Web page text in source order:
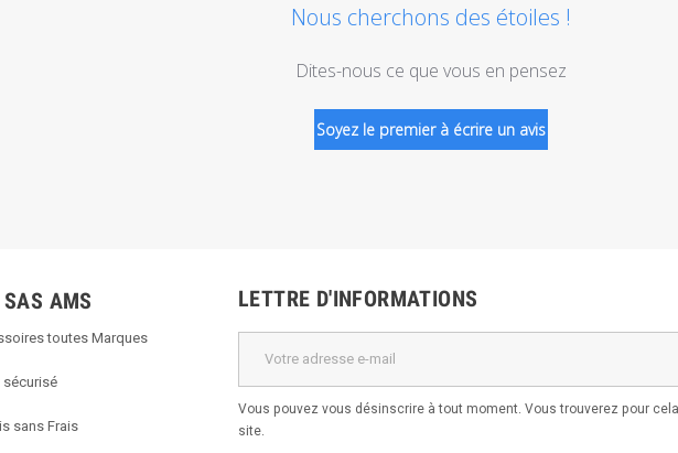
Nous cherchons des étoiles !
Dites-nous ce que vous en pensez
Soyez le premier à écrire un avis
AMS
toutes Marques
sécurisé
sans Frais
LETTRE D'INFORMATIONS
Vous pouvez vous désinscrire à tout moment. Vous trouverez pour
site.